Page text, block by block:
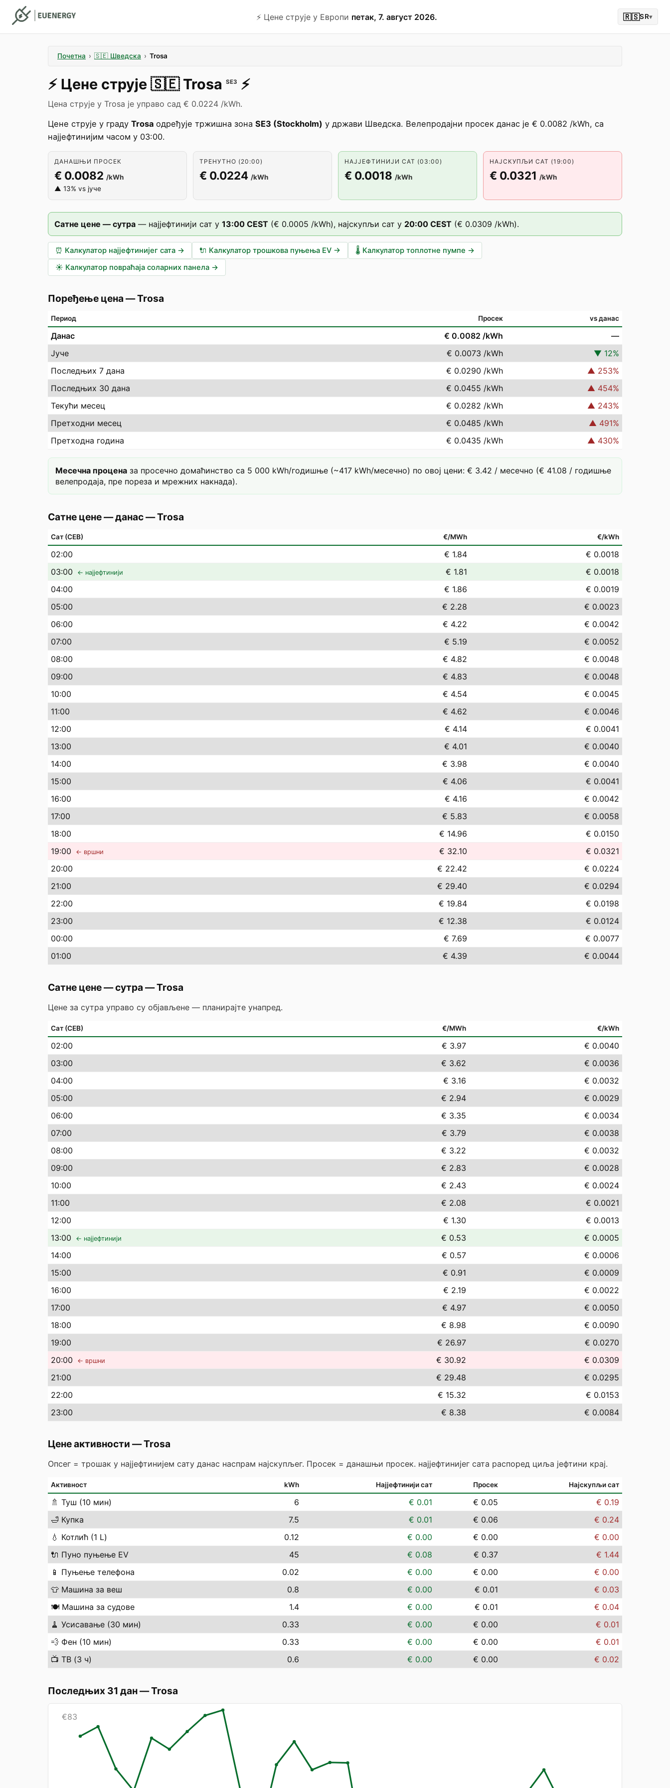
⚡️ Цене струје у Европи петак, 7. август 2026. 🇷🇸SR▾
Почетна › 🇸🇪 Шведска › Trosa
⚡️ Цене струје 🇸🇪 Trosa SE3 ⚡️
Цена струје у Trosa је управо сад € 0.0224 /kWh.
Цене струје у граду Trosa одређује тржишна зона SE3 (Stockholm) у држави Шведска. Велепродајни просек данас је € 0.0082 /kWh, са
најјефтинијим часом у 03:00.
ДАНАШЊИ ПРОСЕК
€ 0.0082 /kWh
▲ 13% vs јуче
ТРЕНУТНО (20:00)
€ 0.0224 /kWh
НАЈЈЕФТИНИЈИ САТ (03:00)
€ 0.0018 /kWh
НАЈСКУПЉИ САТ (19:00)
€ 0.0321 /kWh
Сатне цене — сутра — најјефтинији сат у 13:00 CEST (€ 0.0005 /kWh), најскупљи сат у 20:00 CEST (€ 0.0309 /kWh).
⏰ Калкулатор најјефтинијег сата → 🔌 Калкулатор трошкова пуњења EV → 🌡️ Калкулатор топлотне пумпе →
☀️ Калкулатор повраћаја соларних панела →
Поређење цена —Trosa
Период Просек vs данас
Данас € 0.0082 /kWh
—
Јуче
€ 0.0073 /kWh ▼ 12%
Последњих 7 дана
€ 0.0290 /kWh ▲ 253%
Последњих 30 дана
€ 0.0455 /kWh ▲ 454%
Текући месец
€ 0.0282 /kWh ▲ 243%
Претходни месец
€ 0.0485 /kWh ▲ 491%
Претходна година
€ 0.0435 /kWh ▲ 430%
Месечна процена за просечно домаћинство са 5 000 kWh/годишње (~417 kWh/месечно) по овој цени: € 3.42 / месечно (€ 41.08 / годишње
велепродаја, пре пореза и мрежних накнада).
Сатне цене — данас—Trosa
Сат (СЕВ) €/MWh €/kWh
02:00 € 1.84
€ 0.0018
03:00 ← најјефтинији € 1.81
€ 0.0018
04:00 € 1.86
€ 0.0019
05:00 € 2.28
€ 0.0023
06:00 € 4.22
€ 0.0042
07:00 € 5.19
€ 0.0052
08:00 € 4.82
€ 0.0048
09:00 € 4.83
€ 0.0048
10:00 € 4.54
€ 0.0045
11:00 € 4.62
€ 0.0046
12:00 € 4.14
€ 0.0041
13:00 € 4.01
€ 0.0040
14:00 € 3.98
€ 0.0040
15:00 € 4.06
€ 0.0041
16:00 € 4.16
€ 0.0042
17:00 € 5.83
€ 0.0058
18:00 € 14.96
€ 0.0150
19:00 ← вршни € 32.10
€ 0.0321
20:00 € 22.42
€ 0.0224
21:00 € 29.40
€ 0.0294
22:00 € 19.84
€ 0.0198
23:00 € 12.38
€ 0.0124
00:00 € 7.69
€ 0.0077
01:00 € 4.39 € 0.0044
Сатне цене — сутра —Trosa
Цене за сутра управо су објављене — планирајте унапред.
Сат (СЕВ) €/MWh €/kWh
02:00 € 3.97
€ 0.0040
03:00 € 3.62
€ 0.0036
04:00 € 3.16
€ 0.0032
05:00 € 2.94
€ 0.0029
06:00 € 3.35
€ 0.0034
07:00 € 3.79
€ 0.0038
08:00 € 3.22
€ 0.0032
09:00 € 2.83
€ 0.0028
10:00 € 2.43
€ 0.0024
11:00 € 2.08
€ 0.0021
12:00 € 1.30
€ 0.0013
13:00 ← најјефтинији € 0.53
€ 0.0005
14:00 € 0.57
€ 0.0006
15:00 € 0.91
€ 0.0009
16:00 € 2.19
€ 0.0022
17:00 € 4.97
€ 0.0050
18:00 € 8.98
€ 0.0090
19:00 € 26.97
€ 0.0270
20:00 ← вршни € 30.92
€ 0.0309
21:00 € 29.48
€ 0.0295
22:00 € 15.32
€ 0.0153
23:00 € 8.38 € 0.0084
Цене активности —Trosa
Опсег = трошак у најјефтинијем сату данас наспрам најскупљег. Просек = данашњи просек. најјефтинијег сата распоред циља јефтини крај.
Активност kWh Најјефтинији сат Просек Најскупљи сат
🚿 Туш (10 мин) 6 € 0.01 € 0.05
€ 0.19
🛁 Купка 7.5 € 0.01 € 0.06
€ 0.24
💧 Котлић (1 L) 0.12 € 0.00 € 0.00
€ 0.00
🔌 Пуно пуњење EV 45 € 0.08 € 0.37
€ 1.44
📱 Пуњење телефона 0.02 € 0.00 € 0.00
€ 0.00
👕 Машина за веш 0.8 € 0.00 € 0.01
€ 0.03
🍽️ Машина за судове 1.4 € 0.00 € 0.01
€ 0.04
🧹 Усисавање (30 мин) 0.33 € 0.00 € 0.00
€ 0.01
💨 Фен (10 мин) 0.33 € 0.00 € 0.00
€ 0.01
📺 ТВ (3 ч) 0.6 € 0.00 € 0.00 € 0.02
Последњих 31 дан—Trosa
€83